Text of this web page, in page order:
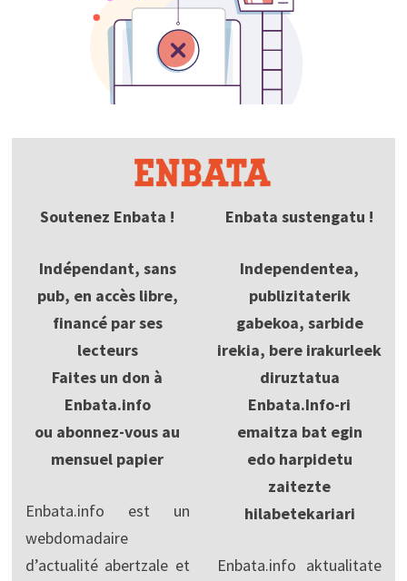
Soutenez Enbata !
Indépendant, sans
pub, en accès libre,
financé par ses
lecteurs
Faites un don à
Enbata.info
ou abonnez-vous au
mensuel papier
Enbata.info est un
webdomadaire
d’actualité abertzale et
Enbata sustengatu !
Independentea,
publizitaterik
gabekoa, sarbide
irekia, bere irakurleek
diruztatua
Enbata.Info-ri
emaitza bat egin
edo harpidetu
zaitezte
hilabetekariari
Enbata.info aktualitate